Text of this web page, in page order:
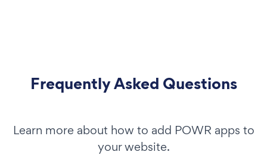
Frequently Asked Questions
Learn more about how to add POWR apps to
your website.